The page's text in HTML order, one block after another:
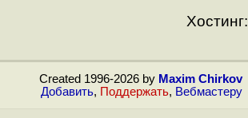
Хостинг:
Created 1996-2026 by Maxim Chirkov
Добавить, Поддержать, Вебмастеру